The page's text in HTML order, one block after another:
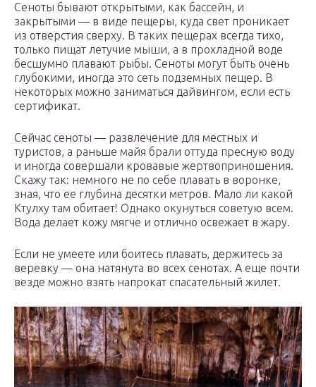
Сеноты бывают открытыми, как бассейн, и
закрытыми — в виде пещеры, куда свет проникает
из отверстия сверху. В таких пещерах всегда тихо,
только пищат летучие мыши, а в прохладной воде
бесшумно плавают рыбы. Сеноты могут быть очень
глубокими, иногда это сеть подземных пещер. В
некоторых можно заниматься дайвингом, если есть
сертификат.
Сейчас сеноты — развлечение для местных и
туристов, а раньше майя брали оттуда пресную воду
и иногда совершали кровавые жертвоприношения.
Скажу так: немного не по себе плавать в воронке,
зная, что ее глубина десятки метров. Мало ли какой
Ктулху там обитает! Однако окунуться советую всем.
Вода делает кожу мягче и отлично освежает в жару.
Если не умеете или боитесь плавать, держитесь за
веревку — она натянута во всех сенотах. А еще почти
везде можно взять напрокат спасательный жилет.